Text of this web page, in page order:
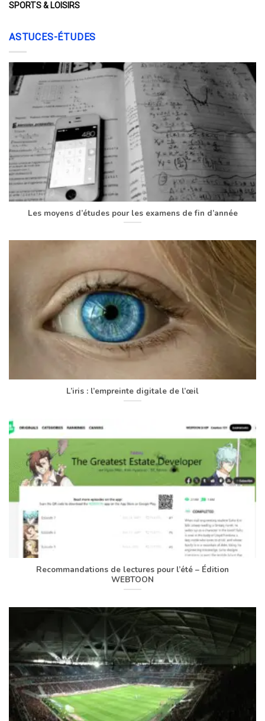
SPORTS & LOISIRS
ASTUCES-ÉTUDES
Les moyens d’études pour les examens de fin d’année
L’iris : l’empreinte digitale de l’œil
Recommandations de lectures pour l’été – Édition
WEBTOON